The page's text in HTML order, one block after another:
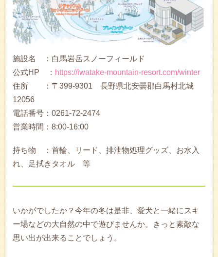
施設名 ：白馬岩岳スノーフィールド
公式HP ： https://iwatake-mountain-resort.com/winter
住所 ：〒399-9301 長野県北安曇郡白馬村北城
12056
電話番号：0261-72-2474
営業時間：8:00-16:00
持ち物 ：首輪、リード、排泄物処理グッズ、お水入
れ、足拭きタオル 等
いかがでしたか？今年の冬は是非、愛犬と一緒にスキ
ー場などの大自然の中で遊びませんか。きっと素敵な
思い出が出来ることでしょう。